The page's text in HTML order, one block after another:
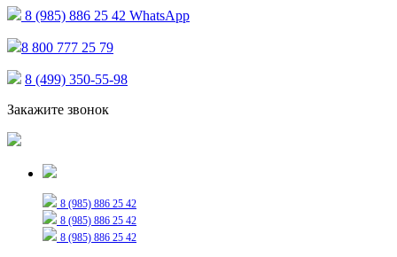
8 (985) 886 25 42 WhatsApp
8 800 777 25 79
8 (499) 350-55-98
Закажите звонок
8 (985) 886 25 42
8 (985) 886 25 42
8 (985) 886 25 42